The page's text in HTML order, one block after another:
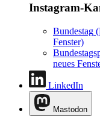
Instagram-
Bundestag
Fenster)
neues
LinkedIn
Mastodon